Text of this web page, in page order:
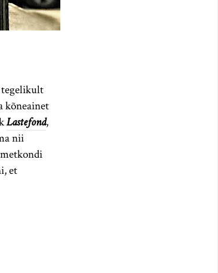
kõneainet
Lastefond,
nii
et